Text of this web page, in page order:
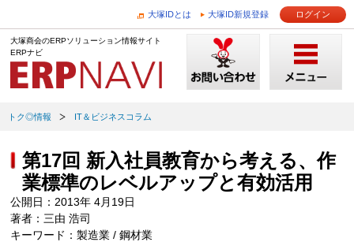
大塚IDとは 大塚ID新規登録 ログイン
大塚商会のERPソリューション情報サイト
ERPナビ
トク◎情報 IT＆ビジネスコラム
第17回 新入社員教育から考える、作
業標準のレベルアップと有効活用
公開日：2013年 4月19日
著者：三由 浩司
キーワード：製造業 / 鋼材業